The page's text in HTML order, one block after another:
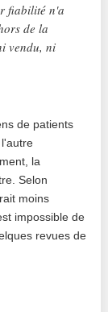
fiabilité n'a
de la
vendu, ni
de patients
la
Selon
moins
impossible de
revues de